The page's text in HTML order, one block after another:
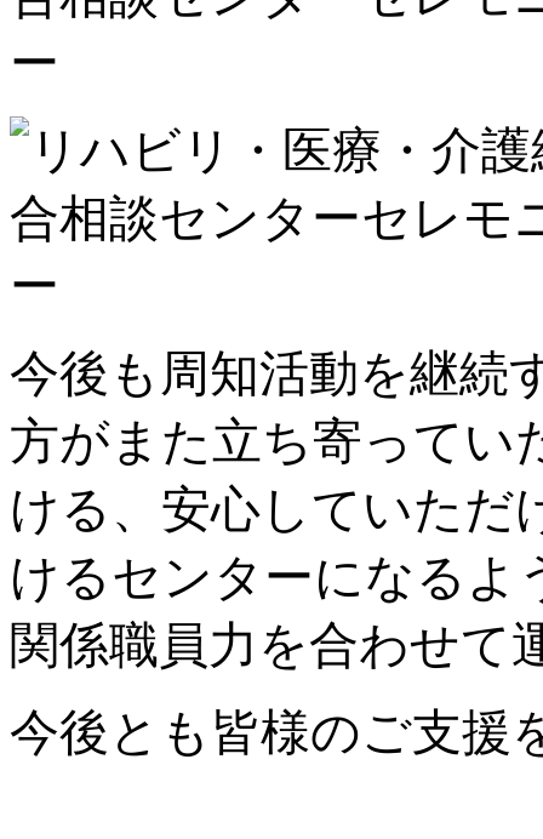
今後も周知活動を継続
方がまた立ち寄ってい
ける、安心していただ
けるセンターになるよ
関係職員力を合わせて
今後とも皆様のご支援